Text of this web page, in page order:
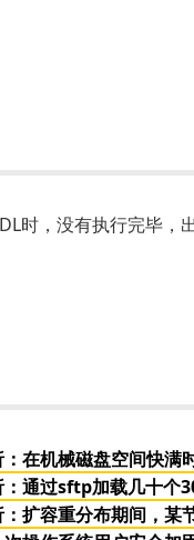
时，没有执行完毕，
在机械磁盘空间快满
通过sftp加载几十个
扩容重分布期间，某